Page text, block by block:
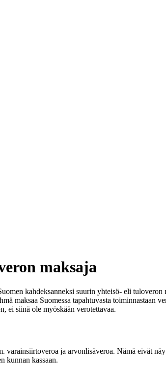
maksaja
kahdeksanneksi suurin yhteisö- eli tuloveron
maksaa Suomessa tapahtuvasta toiminnastaan
ei siinä ole myöskään verotettavaa.
ja arvonlisäveroa. Nämä eivät
kunnan kassaan.